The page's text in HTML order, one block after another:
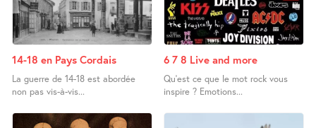
14-18 en Pays Cordais
La guerre de 14-18 est abordée
non pas vis-à-vis...
6 7 8 Live and more
Qu’est ce que le mot rock vous
inspire ? Emotions...